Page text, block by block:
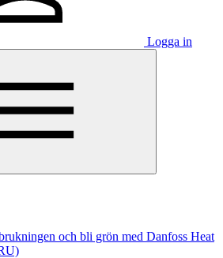
Logga in
och bli grön med Danfoss Heat